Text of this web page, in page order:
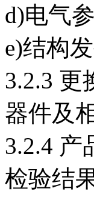
d)电气
e)结构
3.2.3 更
器件及
3.2.4 产
检验结